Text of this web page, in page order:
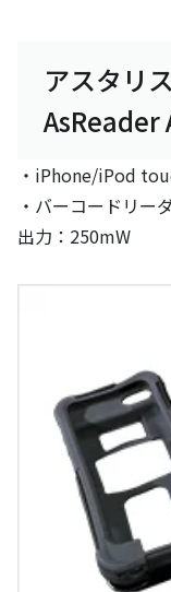
アスタリ
AsReader
・iPhone/iPod
・バーコードリー
出力：250mW